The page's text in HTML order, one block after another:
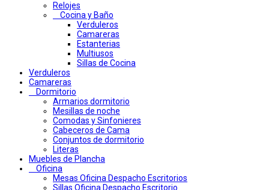
Relojes
Cocina y Baño
Verduleros
Camareras
Estanterias
Multiusos
Sillas de Cocina
Verduleros
Camareras
Dormitorio
Armarios dormitorio
Mesillas de noche
Comodas y Sinfonieres
Cabeceros de Cama
Conjuntos de dormitorio
Literas
Muebles de Plancha
Oficina
Mesas Oficina Despacho Escritorios
Sillas Oficina Despacho Escritorio